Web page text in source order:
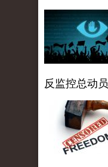
反监控总动员